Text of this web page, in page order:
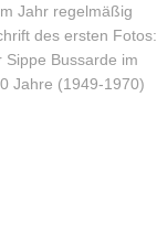
Jahr regelmäßig
des ersten Fotos:
Bussarde im
Jahre (1949-1970)